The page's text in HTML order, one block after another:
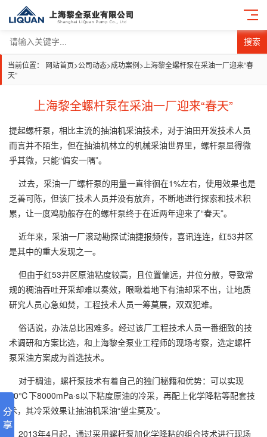
搜索
当前位置： 网站首页>公司动态>成功案例> 上海黎全螺杆泵在采油一厂迎来“春
天”
上海黎全螺杆泵在采油一厂迎来“春天”
提起螺杆泵，相比主流的抽油机采油技术，对于油田开发技术人员
而言并不陌生，但在抽油机林立的机械采油世界里，螺杆泵显得微
乎其微，只能“偏安一隅”。
过去，采油一厂螺杆泵的用量一直徘徊在1%左右，使用效果也是
乏善可陈，但该厂技术人员并没有放弃，不断地进行探索和技术积
累，让一度鸡肋般存在的螺杆泵终于在近两年迎来了“春天”。
近年来，采油一厂滚动勘探试油捷报频传，喜讯连连，红53井区
是其中的重大发现之一。
但由于红53井区原油粘度较高，且位置偏远，井位分散，导致常
规的稠油吞吐开采却难以奏效，眼瞅着地下有油却采不出，让地质
研究人员心急如焚，工程技术人员一筹莫展，双双犯难。
俗话说，办法总比困难多。经过该厂工程技术人员一番细致的技
术调研和方案比选，和上海黎全泵业工程师的现场考察，选定螺杆
泵采油方案成为首选技术。
对于稠油，螺杆泵技术有着自己的独门秘籍和优势：可以实现
50℃下8000mPa·s以下粘度原油的冷采，再配上化学降粘等配套技
术，其冷采效果让抽油机采油“望尘莫及”。
2013年4月起，通过采用螺杆泵加化学降粘的组合技术进行现场